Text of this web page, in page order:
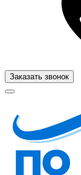
Заказать звонок